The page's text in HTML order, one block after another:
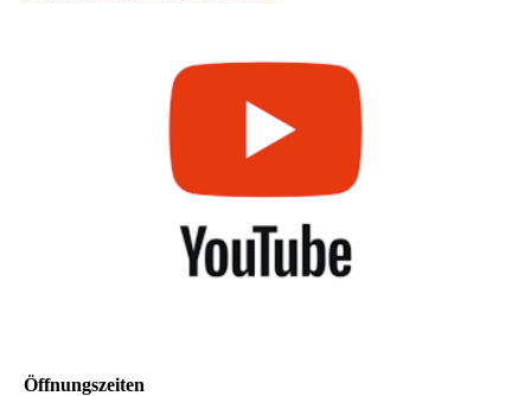
Öffnungszeiten